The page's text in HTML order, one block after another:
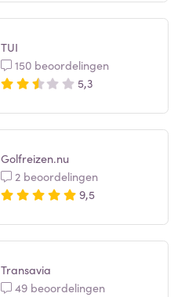
TUI
150 beoordelingen
5,3
Golfreizen.nu
2 beoordelingen
9,5
Transavia
49 beoordelingen